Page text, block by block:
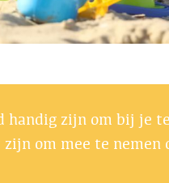
handig zijn om bij je
om mee te nemen